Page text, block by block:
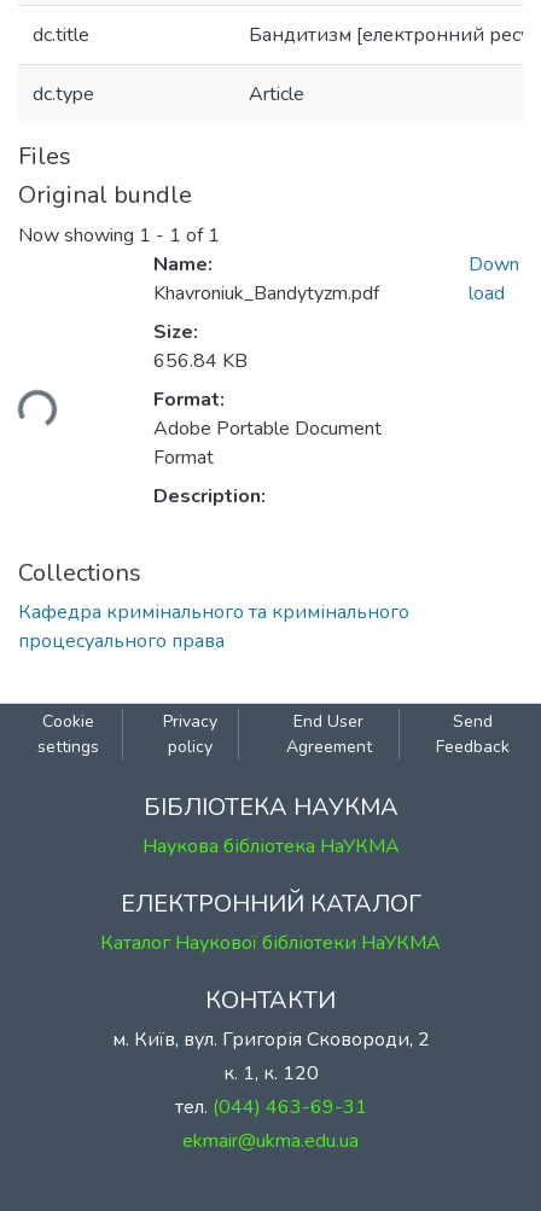
dc.title Бандитизм [електронний
dc.type Article
Files
Original bundle
Now showing 1 - 1 of 1
Name:
Khavroniuk_Bandytyzm.pdf
Size:
656.84 KB
Format:
Adobe Portable Document
Format
Description:
Down
load
Collections
Кафедра кримінального та кримінального
процесуального права
Cookie
settings
Privacy
policy
End User
Agreement
Send
Feedback
БІБЛІОТЕКА НАУКМА
Наукова бібліотека НаУКМА
ЕЛЕКТРОННИЙ КАТАЛОГ
Каталог Наукової бібліотеки НаУКМА
КОНТАКТИ
м. Київ, вул. Григорія Сковороди, 2
к. 1, к. 120
тел. (044) 463-69-31
ekmair@ukma.edu.ua